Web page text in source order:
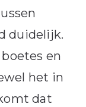
duidelijk.
en
het in
dat